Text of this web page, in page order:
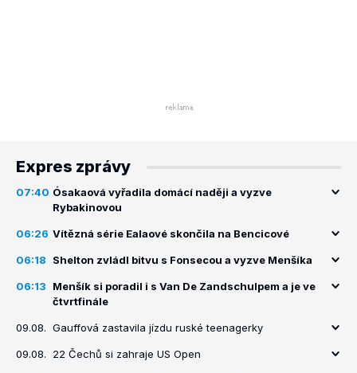
Expres zprávy
07:40 Ósakaová vyřadila domácí naději a vyzve
Rybakinovou
06:26 Vítězná série Ealaové skončila na Bencicové
06:18 Shelton zvládl bitvu s Fonsecou a vyzve Menšíka
06:13
Menšík si poradil i s Van De Zandschulpem a je ve
čtvrtfinále
09.08. Gauffová zastavila jízdu ruské teenagerky
09.08. 22 Čechů si zahraje US Open